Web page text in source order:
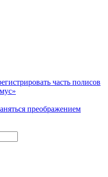
часть полисов
преображением